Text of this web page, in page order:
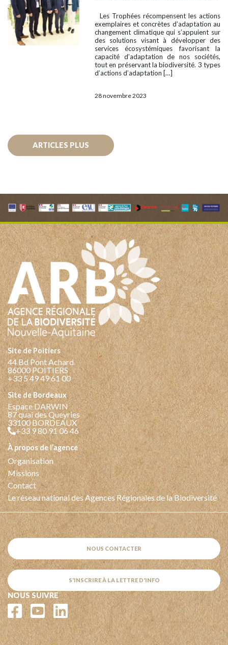
Les Trophées récompensent les actions
exemplaires et concrètes d’adaptation au
changement climatique qui s’appuient sur
des solutions visant à développer des
services écosystémiques favorisant la
capacité d’adaptation de nos sociétés,
tout en préservant la biodiversité. 3 types
d’actions d’adaptation […]
28 novembre 2023
Navigation
des
articles
ARTICLES PLUS
Site de Poitiers
44 Bd Pont Achard
86000 POITIERS
+33 5 49 49 61 00
Site de Bordeaux
Espace DARWIN
87 quai des Queyries
33100 BORDEAUX
+33 9 80 91 06 46
à propos de l’agence
Organisation
Missions
Contact
Le réseau national des Agences Régionales de la Biodiversité
NOUS CONTACTER
S'INSCRIRE À LA LETTRE D'INFO
NOUS SUIVRE